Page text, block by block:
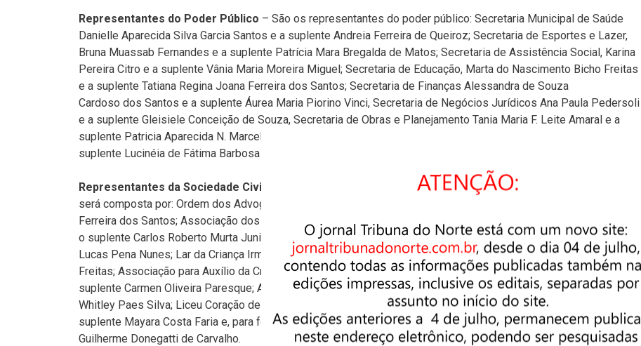
Representantes do Poder Público – São os representantes do poder público: Secretaria Municipal de Saúde
Danielle Aparecida Silva Garcia Santos e a suplente Andreia Ferreira de Queiroz; Secretaria de Esportes e Lazer,
Bruna Muassab Fernandes e a suplente Patrícia Mara Bregalda de Matos; Secretaria de Assistência Social, Karina
Pereira Citro e a suplente Vânia Maria Moreira Miguel; Secretaria de Educação, Marta do Nascimento Bicho Freitas
e a suplente Tatiana Regina Joana Ferreira dos Santos; Secretaria de Finanças Alessandra de Souza
Cardoso dos Santos e a suplente Áurea Maria Piorino Vinci, Secretaria de Negócios Jurídicos Ana Paula Pedersoli
e a suplente Gleisiele Conceição de Souza, Secretaria de Obras e Planejamento Tania Maria F. Leite Amaral e a
suplente Patricia Aparecida N. Marcelino, Secretaria de Governo e Serviços Públicos Talita Aparecida da Silva e a
suplente Lucinéia de Fátima Barbosa de Oliveira.
Representantes da Sociedade Civil
– Foram nomeados também, os representantes da sociedade Civil, que
será composta por: Ordem dos Advogados do Brasil (OAB) com Adriano Augusto Zanotti e a suplente Letícia
Ferreira dos Santos; Associação dos Salesianos Cooperadores de Pindamonhangaba com William Anaia Bonafé e
o suplente Carlos Roberto Murta Junior; Projeto Social Grêmio União com Admauro de Souza Nunes e o suplente
Lucas Pena Nunes; Lar da Criança Irmã Julia com a Marcia Tatiane Castilho e o suplente Augusto Roberto de Lima
Freitas; Associação para Auxílio da Criança e do Adolescente (Projeto Crescer) com Bethi dos Santos Moreira e a
suplente Carmen Oliveira Paresque; APAE de Pindamonhangaba com Ellen do Nascimento Silva e suplente
Whitley Paes Silva; Liceu Coração de Jesus (Instituto Profissional Salesiano) com Sarah Brega Nunes Bastos e
suplente Mayara Costa Faria e, para fechar a lista, Instituto IA3.ORG com Ana Maria Rita Gomes e o suplente
Guilherme Donegatti de Carvalho.